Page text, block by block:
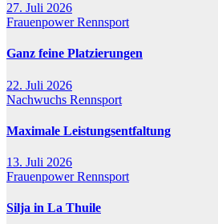
27. Juli 2026
FrauenpowerRennsport
Ganz feine Platzierungen
22. Juli 2026
Nachwuchs Rennsport
Maximale Leistungsentfaltung
13. Juli 2026
FrauenpowerRennsport
Silja in La Thuile